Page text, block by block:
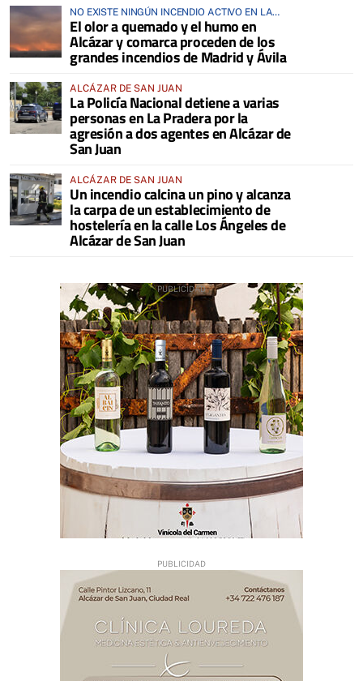
NO EXISTE NINGÚN INCENDIO ACTIVO EN LA
COMARCA
El olor a quemado y el humo en
Alcázar y comarca proceden de los
grandes incendios de Madrid y Ávila
ALCÁZAR DE SAN JUAN
La Policía Nacional detiene a varias
personas en La Pradera por la
agresión a dos agentes en Alcázar de
San Juan
ALCÁZAR DE SAN JUAN
Un incendio calcina un pino y alcanza
la carpa de un establecimiento de
hostelería en la calle Los Ángeles de
Alcázar de San Juan